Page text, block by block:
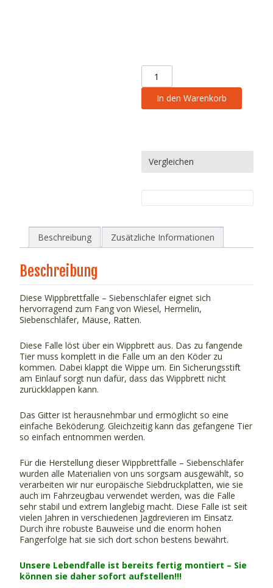
Wippbrettfalle
Siebenschläfer,
WieselIn den Warenkorb
Vergleichen
Beschreibung Zusätzliche Informationen
Beschreibung
Diese Wippbrettfalle – Siebenschläfer eignet sich
hervorragend zum Fang von Wiesel, Hermelin,
Siebenschläfer, Mäuse, Ratten.
Diese Falle löst über ein Wippbrett aus. Das zu fangende
Tier muss komplett in die Falle um an den Köder zu
kommen. Dabei klappt die Wippe um. Ein Sicherungsstift
am Einlauf sorgt nun dafür, dass das Wippbrett nicht
zurückklappen kann.
Das Gitter ist herausnehmbar und ermöglicht so eine
einfache Beköderung. Gleichzeitig kann das gefangene Tier
so einfach entnommen werden.
Für die Herstellung dieser Wippbrettfalle – Siebenschläfer
wurden alle Materialien von uns sorgsam ausgewählt, so
verarbeiten wir nur europäische Siebdruckplatten, wie sie
auch im Fahrzeugbau verwendet werden, was die Falle
sehr stabil und extrem langlebig macht. Diese Falle ist seit
vielen Jahren in verschiedenen Jagdrevieren im Einsatz.
Durch ihre robuste Bauweise und die enorm hohen
Fangerfolge hat sie sich dort schon bestens bewährt.
Unsere Lebendfalle ist bereits fertig montiert – Sie
können sie daher sofort aufstellen!!!